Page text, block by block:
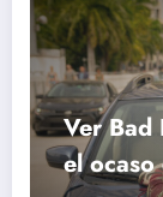
Ver
el